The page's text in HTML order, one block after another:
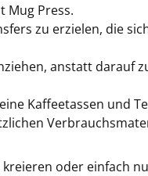
Mug Press.
zu erzielen, die
anstatt darauf
Kaffeetassen und
oder einfach